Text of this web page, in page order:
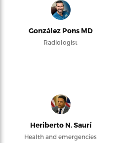
González Pons MD
Radiologist
Heriberto N. Saurí
Health and emergencies